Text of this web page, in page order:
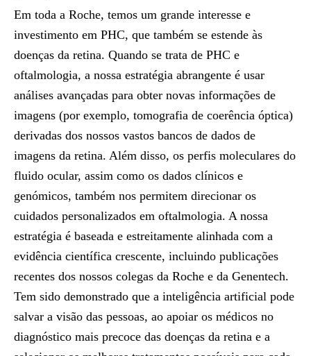
Em toda a Roche, temos um grande interesse e
investimento em PHC, que também se estende às
doenças da retina. Quando se trata de PHC e
oftalmologia, a nossa estratégia abrangente é usar
análises avançadas para obter novas informações de
imagens (por exemplo, tomografia de coerência óptica)
derivadas dos nossos vastos bancos de dados de
imagens da retina. Além disso, os perfis moleculares do
fluido ocular, assim como os dados clínicos e
genómicos, também nos permitem direcionar os
cuidados personalizados em oftalmologia. A nossa
estratégia é baseada e estreitamente alinhada com a
evidência científica crescente, incluindo publicações
recentes dos nossos colegas da Roche e da Genentech.
Tem sido demonstrado que a inteligência artificial pode
salvar a visão das pessoas, ao apoiar os médicos no
diagnóstico mais precoce das doenças da retina e a